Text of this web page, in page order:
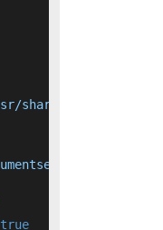
share/fonts/
true